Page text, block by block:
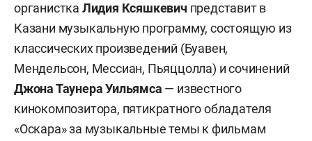
органистка Лидия Ксяшкевич представит в
Казани музыкальную программу, состоящую из
классических произведений (Буавен,
Мендельсон, Мессиан, Пьяццолла) и сочинений
Джона Таунера Уильямса — известного
кинокомпозитора, пятикратного обладателя
«Оскара» за музыкальные темы к фильмам